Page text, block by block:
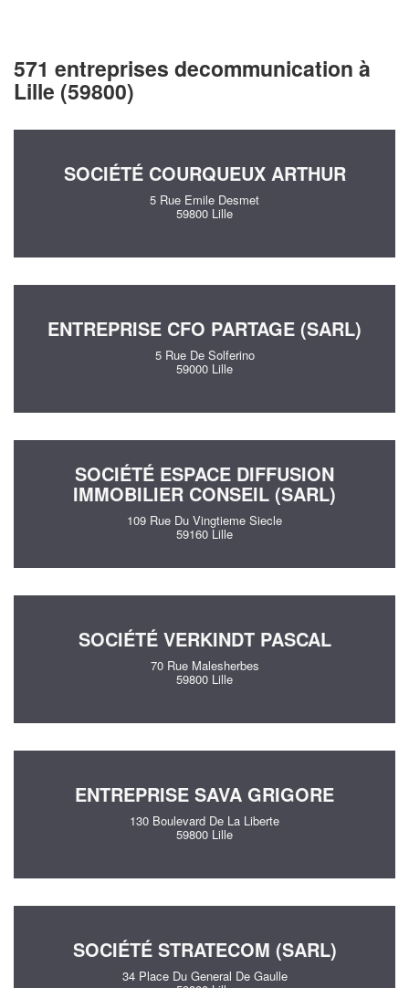
571 entreprises decommunication à
Lille (59800)
SOCIÉTÉ COURQUEUX ARTHUR
5 Rue Emile Desmet
59800 Lille
ENTREPRISE CFO PARTAGE (SARL)
5 Rue De Solferino
59000 Lille
SOCIÉTÉ ESPACE DIFFUSION
IMMOBILIER CONSEIL (SARL)
109 Rue Du Vingtieme Siecle
59160 Lille
SOCIÉTÉ VERKINDT PASCAL
70 Rue Malesherbes
59800 Lille
ENTREPRISE SAVA GRIGORE
130 Boulevard De La Liberte
59800 Lille
SOCIÉTÉ STRATECOM (SARL)
34 Place Du General De Gaulle